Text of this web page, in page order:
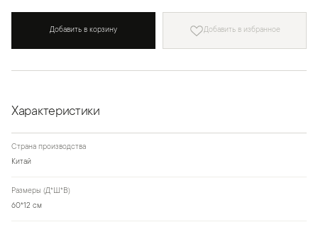
Добавить в корзину Добавить в избранное
Характеристики
Страна производства
Китай
Размеры (Д*Ш*В)
60*12 см